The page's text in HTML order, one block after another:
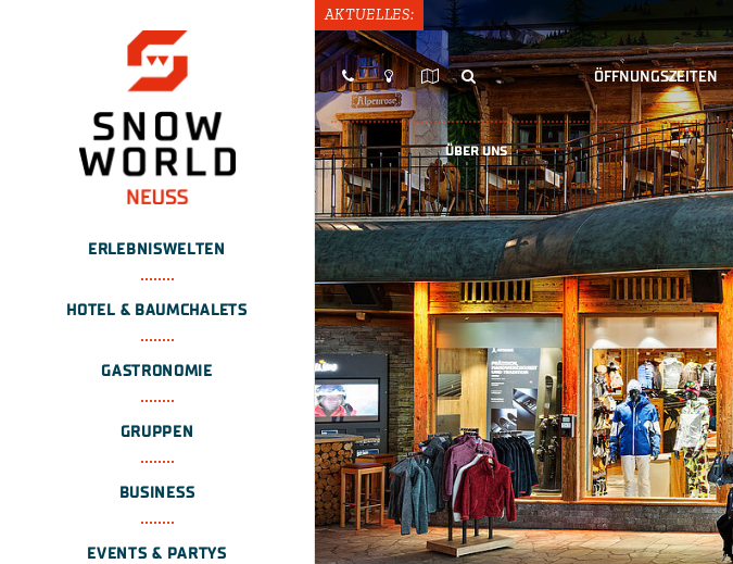
ERLEBNISWELTEN
HOTEL & BAUMCHALETS
GASTRONOMIE
GRUPPEN
BUSINESS
EVENTS & PARTYS
ÖFFNUNGSZEITEN
ÜBER UNS
AKTUELLES: